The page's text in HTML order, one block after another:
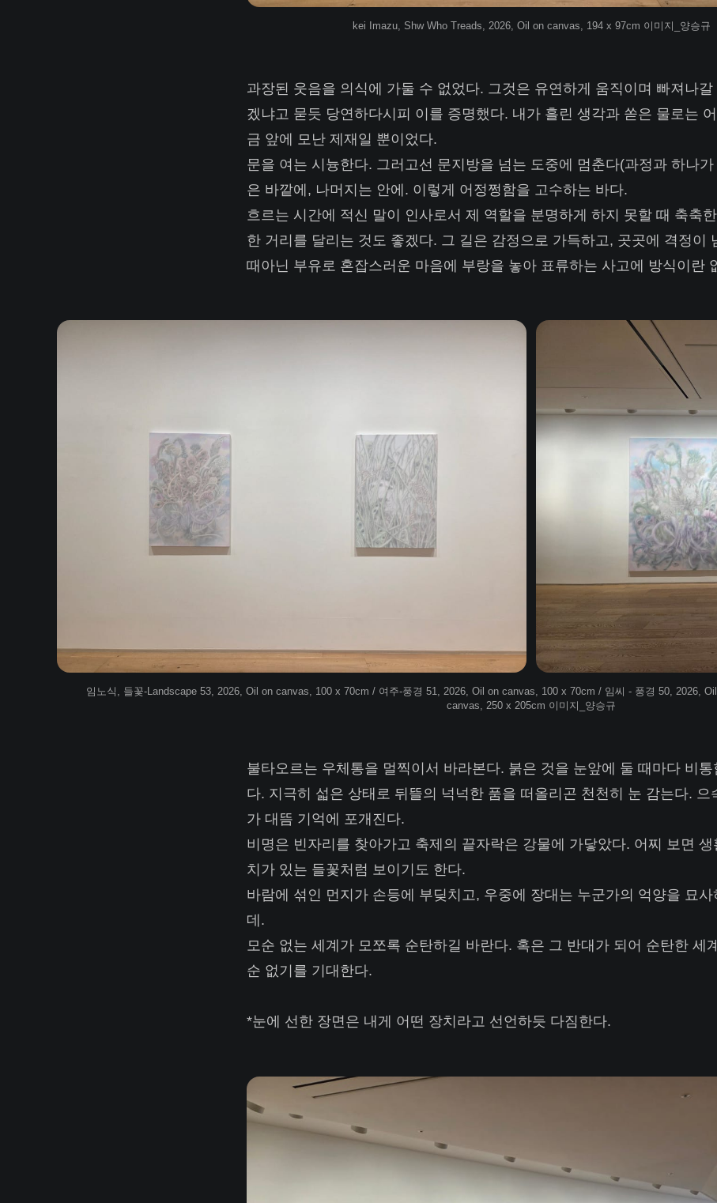
kei Imazu, Shw Who Treads, 2026, Oil on canvas, 194 x 97cm 이미지_양승규
과장된 웃음을 의식에 가둘 수 없었다. 그것은 유연하게 움직이며 빠져나갈
겠냐고 묻듯 당연하다시피 이를 증명했다. 내가 흘린 생각과 쏟은 물로는
금 앞에 모난 제재일 뿐이었다.
문을 여는 시늉한다. 그러고선 문지방을 넘는 도중에 멈춘다(과정과 하나
은 바깥에, 나머지는 안에. 이렇게 어정쩡함을 고수하는 바다.
흐르는 시간에 적신 말이 인사로서 제 역할을 분명하게 하지 못할 때 축축
한 거리를 달리는 것도 좋겠다. 그 길은 감정으로 가득하고, 곳곳에 격정이
때아닌 부유로 혼잡스러운 마음에 부랑을 놓아 표류하는 사고에 방식이란
임노식, 들꽃-Landscape 53, 2026, Oil on canvas, 100 x 70cm / 여주-풍경 51, 2026, Oil on canvas, 100 x 70cm / 임씨 - 풍경 50, 2026,
canvas, 250 x 205cm 이미지_양승규
불타오르는 우체통을 멀찍이서 바라본다. 붉은 것을 눈앞에 둘 때마다 비통
다. 지극히 섧은 상태로 뒤뜰의 넉넉한 품을 떠올리곤 천천히 눈 감는다. 으
가 대뜸 기억에 포개진다.
비명은 빈자리를 찾아가고 축제의 끝자락은 강물에 가닿았다. 어찌 보면
치가 있는 들꽃처럼 보이기도 한다.
바람에 섞인 먼지가 손등에 부딪치고, 우중에 장대는 누군가의 억양을 묘
데.
모순 없는 세계가 모쪼록 순탄하길 바란다. 혹은 그 반대가 되어 순탄한 세
순 없기를 기대한다.
*눈에 선한 장면은 내게 어떤 장치라고 선언하듯 다짐한다.